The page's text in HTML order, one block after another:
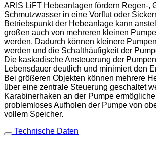
ARIS LiFT Hebeanlagen fördern Regen-,
Schmutzwasser in eine Vorflut oder
Betriebspunkt der Hebeanlage kann
großen auch von mehreren kleinen
werden. Dadurch können kleinere
werden und die Schalthäufigkeit der
Die kaskadische Ansteuerung der
Lebensdauer deutlich und minimiert den
Bei größeren Objekten können mehrere
über eine zentrale Steuerung geschaltet
Karabinerhaken an der Pumpe
problemloses Aufholen der Pumpe von
vollem Speicher.
Technische Daten